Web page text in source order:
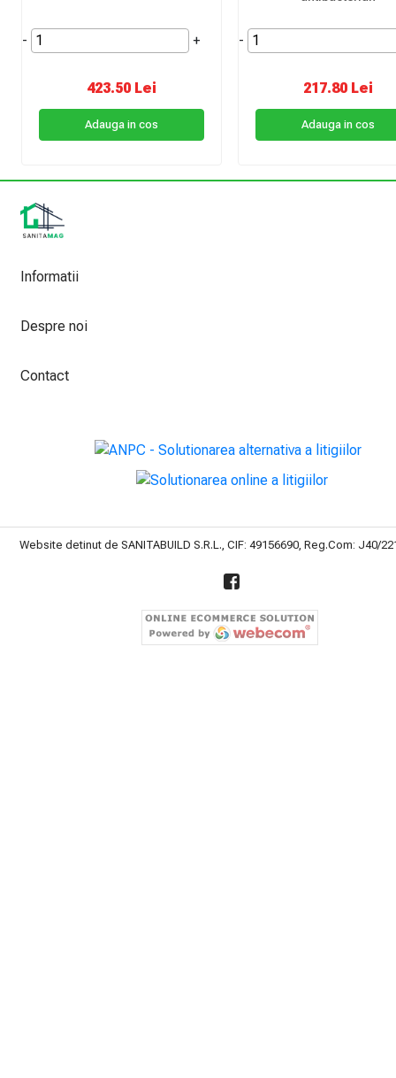
- +
423.50 Lei
Adauga in cos
-
217.80 Lei
Adauga in cos
Informatii
Despre noi
Contact
Website detinut de SANITABUILD S.R.L., CIF: 49156690, Reg.Com: J40/